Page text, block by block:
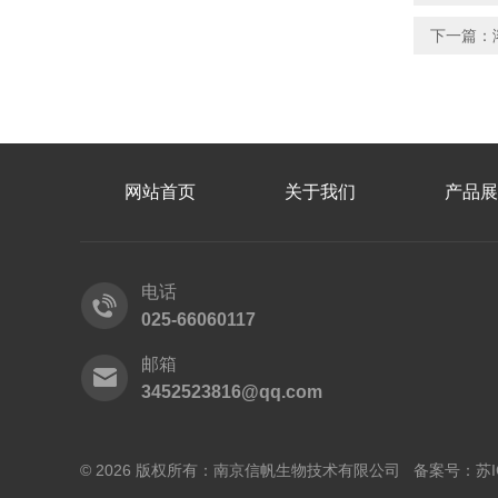
下一篇：
网站首页 关于我们 产品
电话
025-66060117
邮箱
3452523816@qq.com
© 2026 版权所有：南京信帆生物技术有限公司 备案号： 苏